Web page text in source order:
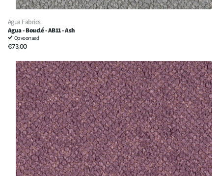
Agua Fabrics
Agua - Bouclé - AB11 - Ash
Op voorraad
€73,00